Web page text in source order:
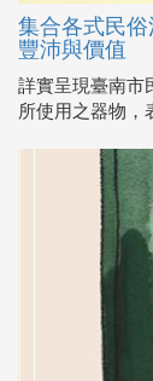
集合各式民
豐沛與價值
詳實呈現臺南市
所使用之器物，